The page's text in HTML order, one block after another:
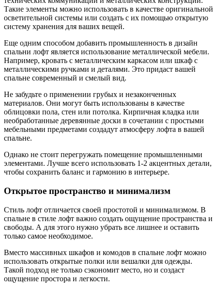
Такие элементы можно использовать в качестве оригинальной
осветительной системы или создать с их помощью открытую
систему хранения для ваших вещей.
Еще одним способом добавить промышленность в дизайн
спальни лофт является использование металлической мебели.
Например, кровать с металлическим каркасом или шкаф с
металлическими ручками и деталями. Это придаст вашей
спальне современный и смелый вид.
Не забудьте о применении грубых и незаконченных
материалов. Они могут быть использованы в качестве
облицовки пола, стен или потолка. Кирпичная кладка или
необработанные деревянные доски в сочетании с простыми
мебельными предметами создадут атмосферу лофта в вашей
спальне.
Однако не стоит перегружать помещение промышленными
элементами. Лучше всего использовать 1-2 акцентных детали,
чтобы сохранить баланс и гармонию в интерьере.
Открытое пространство и минимализм
Стиль лофт отличается своей простотой и минимализмом. В
спальне в стиле лофт важно создать ощущение пространства и
свободы. А для этого нужно убрать все лишнее и оставить
только самое необходимое.
Вместо массивных шкафов и комодов в спальне лофт можно
использовать открытые полки или вешалки для одежды.
Такой подход не только сэкономит место, но и создаст
ощущение простора и легкости.